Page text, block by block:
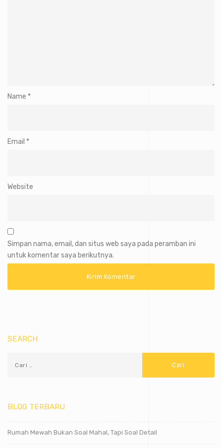
Name *
Email *
Website
Simpan nama, email, dan situs web saya pada peramban ini
untuk komentar saya berikutnya.
SEARCH
BLOG TERBARU
Rumah Mewah Bukan Soal Mahal, Tapi Soal Detail